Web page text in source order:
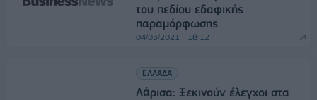
του πεδίου εδαφικής
παραμόρφωσης
04/03/2021 - 18:12
ΕΛΛΑΔΑ
Λάρισα: Ξεκινούν έλεγχοι στα